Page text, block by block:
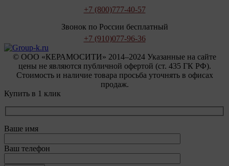
+7 (800)777-40-57
Звонок по России бесплатный
+7 (910)077-96-36
© OOO «КЕРАМОСИТИ» 2014–2024 Указанные на сайте
цены не являются публичной офертой (ст. 435 ГК РФ).
Стоимость и наличие товара просьба уточнять в офисах
продаж.
Купить в 1 клик
Ваше имя
Ваш телефон